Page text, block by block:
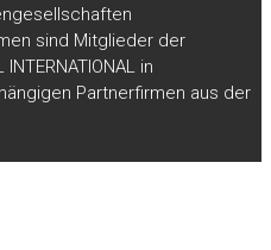
sind Mitglieder der
in
Partnerfirmen aus der